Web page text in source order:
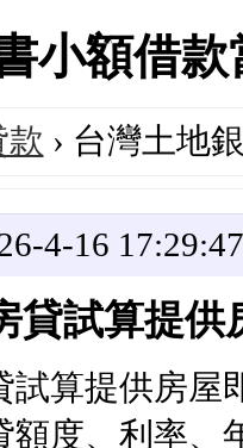
小額借
款 › 台灣土地
4-16 17:29:47
貸試算提供
試算提供房屋
額度、利率、